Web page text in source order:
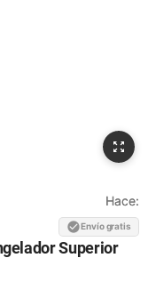
Hace:
Envío gratis
Superior